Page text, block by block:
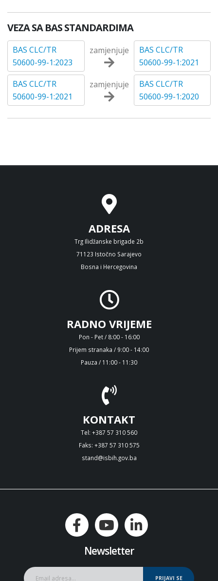
VEZA SA BAS STANDARDIMA
BAS CLC/TR
50600-99-1:2023
zamjenjuje
BAS CLC/TR
50600-99-1:2021
BAS CLC/TR
50600-99-1:2021
zamjenjuje
BAS CLC/TR
50600-99-1:2020
ADRESA
Trg Ilidžanske brigade 2b
71123 Istočno Sarajevo
Bosna i Hercegovina
RADNO VRIJEME
Pon - Pet / 8:00 - 16:00
Prijem stranaka / 9:00 - 14:00
Pauza / 11:00 - 11:30
KONTAKT
Tel: +387 57 310 560
Faks: +387 57 310 575
stand@isbih.gov.ba
Newsletter
PRIJAVI SE